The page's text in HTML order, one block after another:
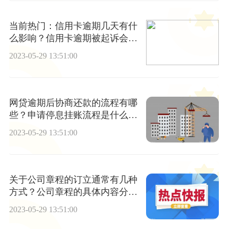
当前热门：信用卡逾期几天有什
么影响？信用卡逾期被起诉会坐
2023-05-29 13:51:00
网贷逾期后协商还款的流程有哪
些？申请停息挂账流程是什么?_
2023-05-29 13:51:00
关于公司章程的订立通常有几种
方式？公司章程的具体内容分为
几类？
2023-05-29 13:51:00